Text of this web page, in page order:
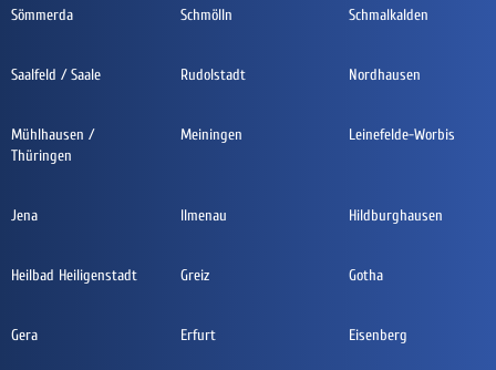
Sömmerda Schmölln Schmalkalden
Saalfeld / Saale Rudolstadt Nordhausen
Mühlhausen /
Thüringen
Meiningen Leinefelde-Worbis
Jena Ilmenau Hildburghausen
Heilbad Heiligenstadt Greiz Gotha
Gera Erfurt Eisenberg